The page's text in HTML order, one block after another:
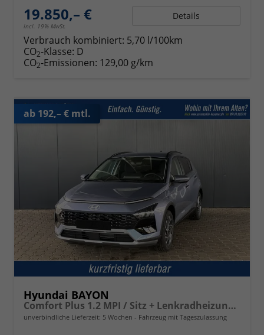
19.850,– €
incl. 19% MwSt.
Details
Verbrauch kombiniert: 5,70 l/100km
CO2-Klasse: D
CO2-Emissionen: 129,00 g/km
ab 192,– € mtl.
Hyundai BAYON
Comfort Plus 1.2 MPI / Sitz + Lenkradheizung PDC V&H Kamera LED Tempomat Keyless Alu 16"
unverbindliche Lieferzeit: 5 Wochen Fahrzeug mit Tageszulassung